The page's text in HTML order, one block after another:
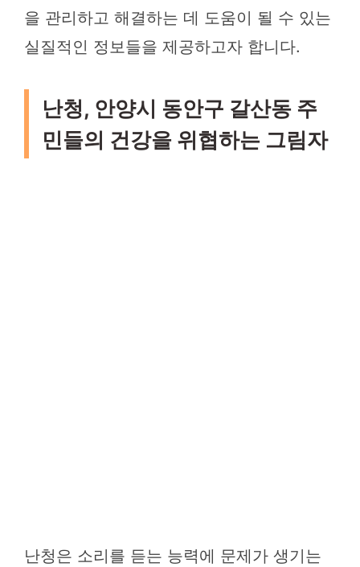
을 관리하고 해결하는 데 도움이 될 수 있는
실질적인 정보들을 제공하고자 합니다.
난청, 안양시 동안구 갈산동 주
민들의 건강을 위협하는 그림자
난청은 소리를 듣는 능력에 문제가 생기는